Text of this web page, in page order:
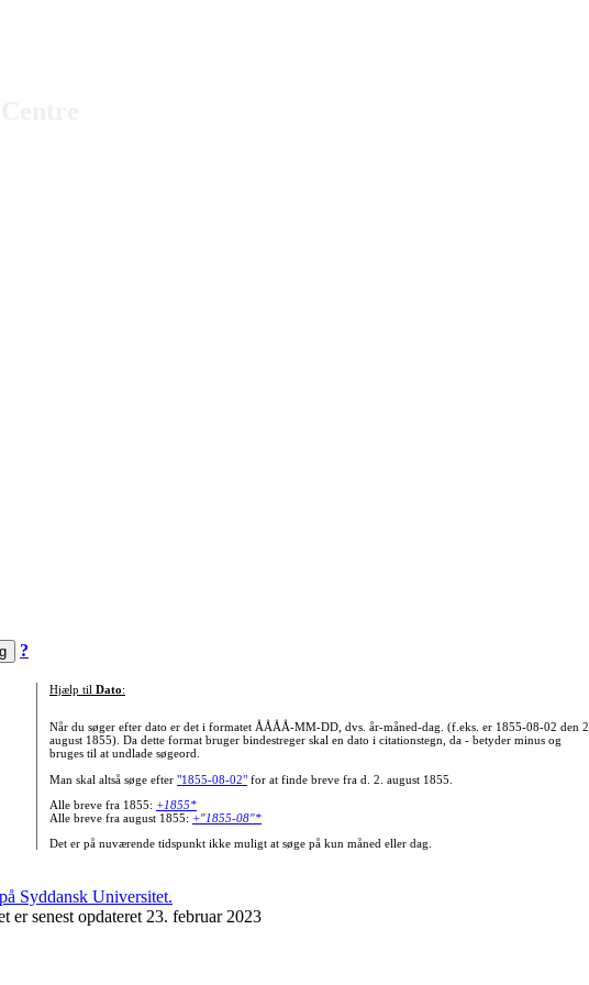
?
Hjælp til Dato:
Når du søger efter dato er det i formatet ÅÅÅÅ-MM-DD, dvs. år-måned-dag. (f.eks. er 1855-08-02 den 2.
august 1855). Da dette format bruger bindestreger skal en dato i citationstegn, da - betyder minus og
bruges til at undlade søgeord.
Man skal altså søge efter "1855-08-02"for at finde breve fra d. 2. august 1855.
Alle breve fra 1855: +1855*
Alle breve fra august 1855: +"1855-08"*
Det er på nuværende tidspunkt ikke muligt at søge på kun måned eller dag.
er senest opdateret 23. februar 2023